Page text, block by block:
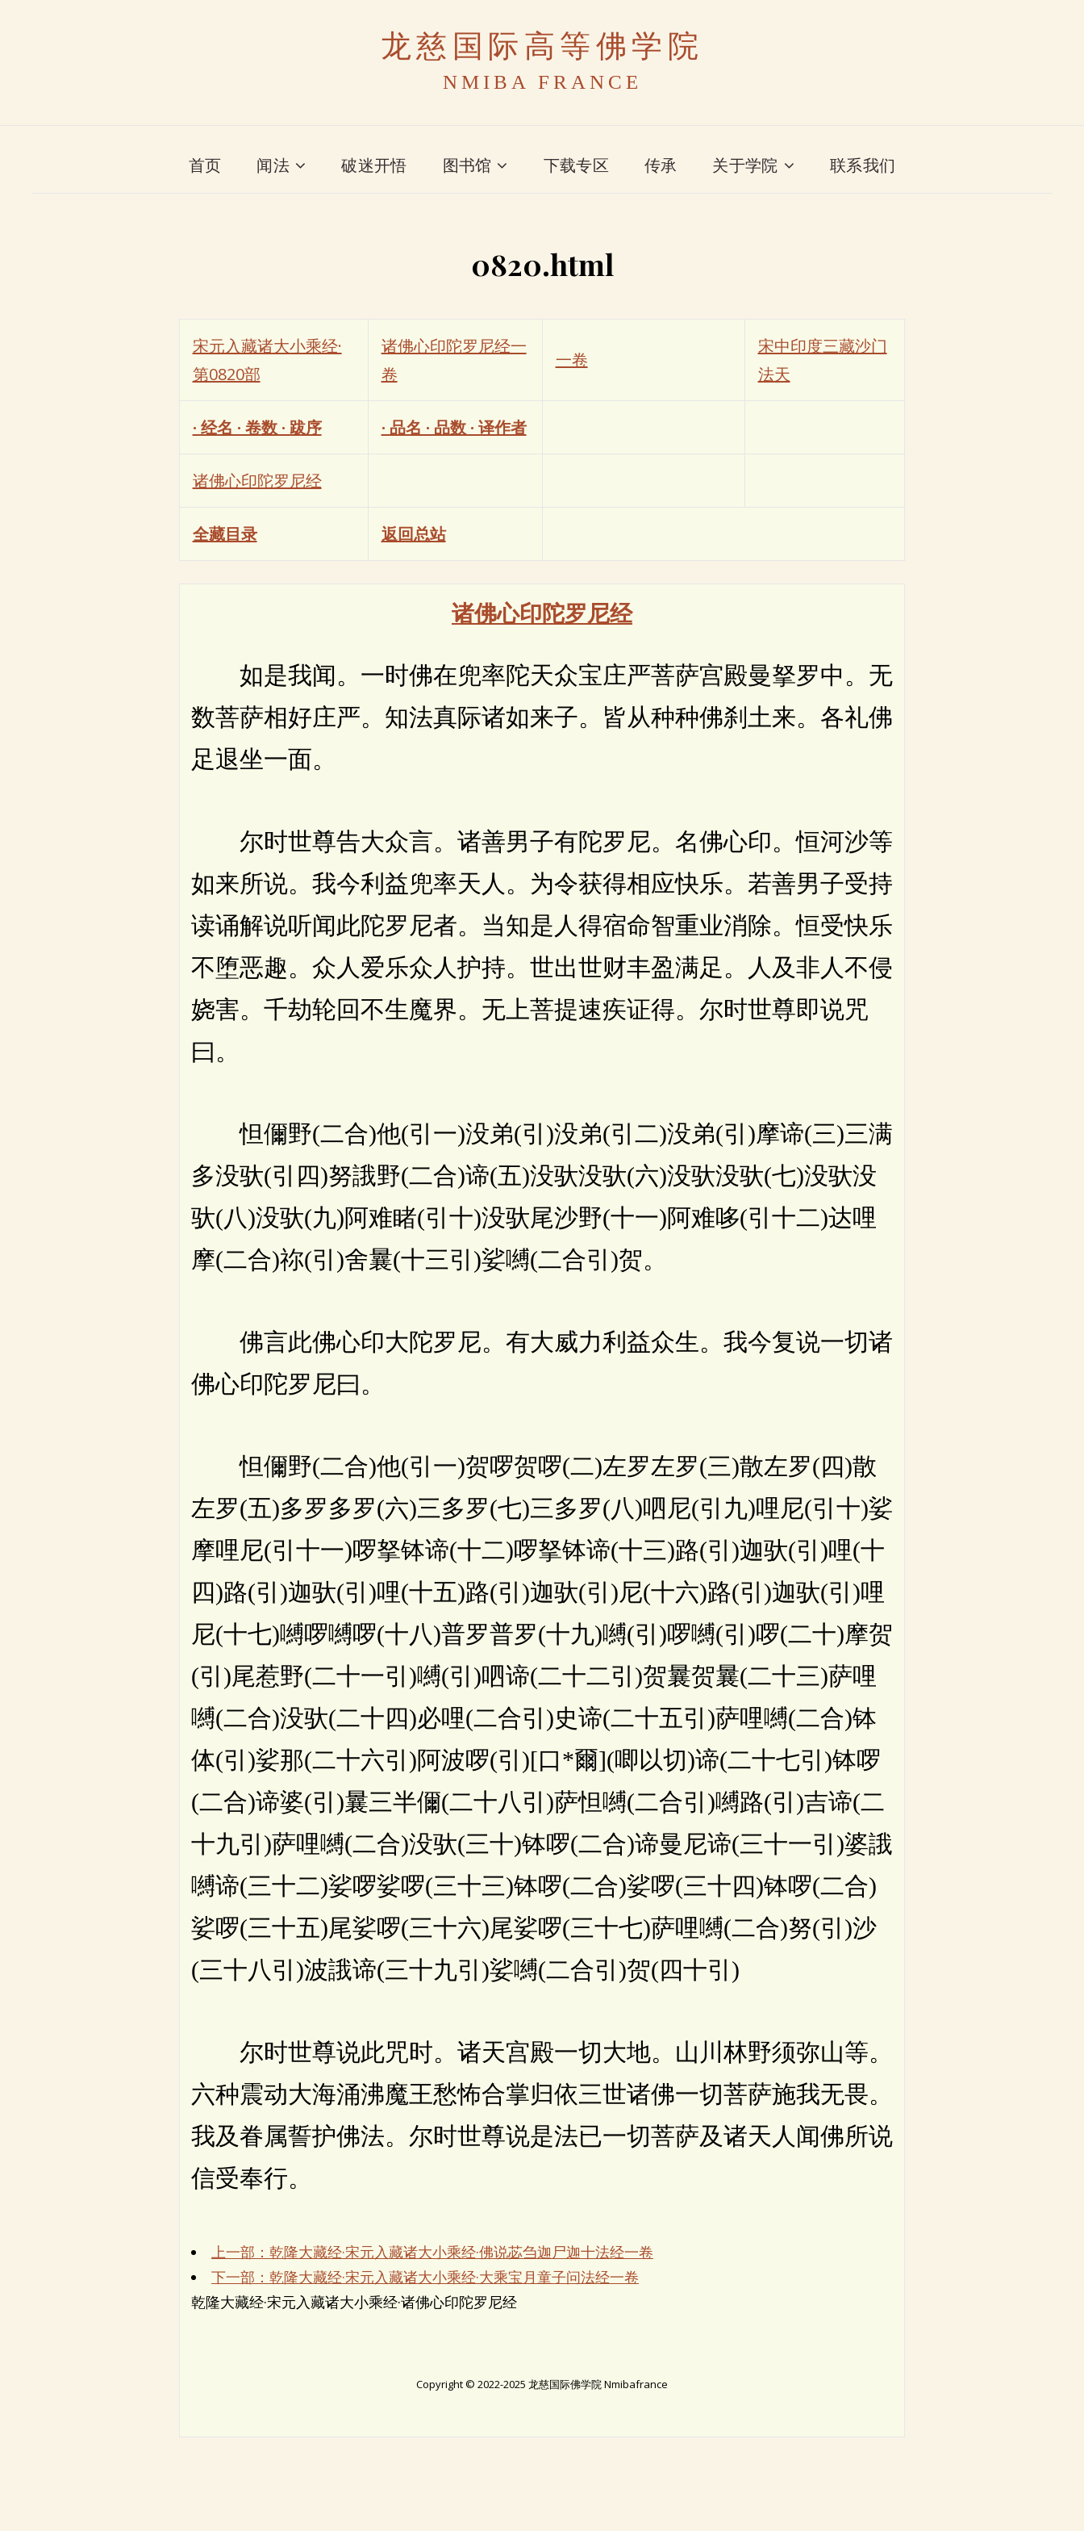
龙慈国际高等佛学院
NMIBA FRANCE
首页 闻法 破迷开悟 图书馆 下载专区 传承 关于学院 联系我们
0820.html
宋元入藏诸大小乘经·
第0820部
诸佛心印陀罗尼经一
卷
一卷
宋中印度三藏沙门
法天
· 经名 · 卷数 · 跋序 · 品名 · 品数 · 译作者
诸佛心印陀罗尼经
全藏目录 返回总站
诸佛心印陀罗尼经
如是我闻。一时佛在兜率陀天众宝庄严菩萨宫殿曼拏罗中。无
数菩萨相好庄严。知法真际诸如来子。皆从种种佛刹土来。各礼佛
足退坐一面。
尔时世尊告大众言。诸善男子有陀罗尼。名佛心印。恒河沙等
如来所说。我今利益兜率天人。为令获得相应快乐。若善男子受持
读诵解说听闻此陀罗尼者。当知是人得宿命智重业消除。恒受快乐
不堕恶趣。众人爱乐众人护持。世出世财丰盈满足。人及非人不侵
娆害。千劫轮回不生魔界。无上菩提速疾证得。尔时世尊即说咒
曰。
怛儞野(二合)他(引一)没弟(引)没弟(引二)没弟(引)摩谛(三)三满
多没驮(引四)努誐野(二合)谛(五)没驮没驮(六)没驮没驮(七)没驮没
驮(八)没驮(九)阿难睹(引十)没驮尾沙野(十一)阿难哆(引十二)达哩
摩(二合)祢(引)舍曩(十三引)娑嚩(二合引)贺。
佛言此佛心印大陀罗尼。有大威力利益众生。我今复说一切诸
佛心印陀罗尼曰。
怛儞野(二合)他(引一)贺啰贺啰(二)左罗左罗(三)散左罗(四)散
左罗(五)多罗多罗(六)三多罗(七)三多罗(八)呬尼(引九)哩尼(引十)娑
摩哩尼(引十一)啰拏钵谛(十二)啰拏钵谛(十三)路(引)迦驮(引)哩(十
四)路(引)迦驮(引)哩(十五)路(引)迦驮(引)尼(十六)路(引)迦驮(引)哩
尼(十七)嚩啰嚩啰(十八)普罗普罗(十九)嚩(引)啰嚩(引)啰(二十)摩贺
(引)尾惹野(二十一引)嚩(引)呬谛(二十二引)贺曩贺曩(二十三)萨哩
嚩(二合)没驮(二十四)必哩(二合引)史谛(二十五引)萨哩嚩(二合)钵
体(引)娑那(二十六引)阿波啰(引)[口*爾](唧以切)谛(二十七引)钵啰
(二合)谛婆(引)曩三半儞(二十八引)萨怛嚩(二合引)嚩路(引)吉谛(二
十九引)萨哩嚩(二合)没驮(三十)钵啰(二合)谛曼尼谛(三十一引)婆誐
嚩谛(三十二)娑啰娑啰(三十三)钵啰(二合)娑啰(三十四)钵啰(二合)
娑啰(三十五)尾娑啰(三十六)尾娑啰(三十七)萨哩嚩(二合)努(引)沙
(三十八引)波誐谛(三十九引)娑嚩(二合引)贺(四十引)
尔时世尊说此咒时。诸天宫殿一切大地。山川林野须弥山等。
六种震动大海涌沸魔王愁怖合掌归依三世诸佛一切菩萨施我无畏。
我及眷属誓护佛法。尔时世尊说是法已一切菩萨及诸天人闻佛所说
信受奉行。
上一部：乾隆大藏经·宋元入藏诸大小乘经·佛说苾刍迦尸迦十法经一卷
下一部：乾隆大藏经·宋元入藏诸大小乘经·大乘宝月童子问法经一卷
乾隆大藏经·宋元入藏诸大小乘经·诸佛心印陀罗尼经
Copyright © 2022-2025 龙慈国际佛学院 Nmibafrance